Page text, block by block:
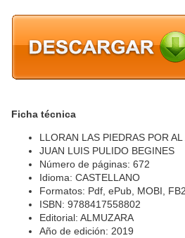
Ficha técnica
LLORAN LAS PIEDRAS POR
JUAN LUIS PULIDO BEGINES
Número de páginas: 672
Idioma: CASTELLANO
Formatos: Pdf, ePub, MOBI, FB2
ISBN: 9788417558802
Editorial: ALMUZARA
Año de edición: 2019